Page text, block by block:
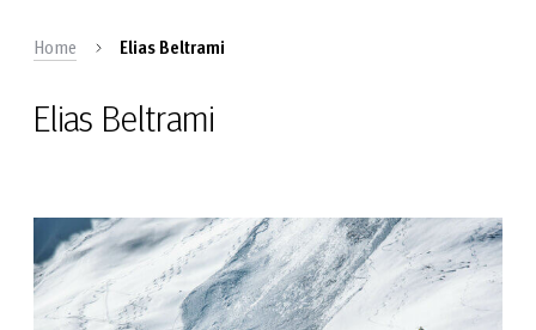
Home Elias Beltrami
Elias Beltrami